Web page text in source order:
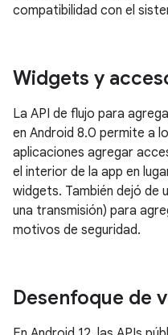
compatibilidad con el
Widgets y
La API de flujo para
en Android 8.0 permite a
aplicaciones agregar
el interior de la app en
widgets. También dejó de
una transmisión) para
motivos de seguridad.
Desenfoque de